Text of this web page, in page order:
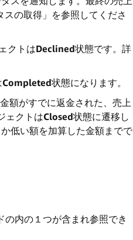
の取得」を参照してくださ
クトはDeclined状態です。詳
Completed状態になります。
額がすでに返金された、売上
ェクトはClosed状態に遷移し
低い額を加算した金額までで
内の１つが含まれ参照でき